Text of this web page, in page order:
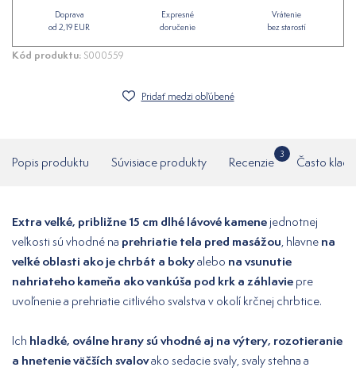
Doprava
od 2,19 EUR
Expresné
doručenie
Vrátenie
bez starostí
Kód produktu: S000559
Pridať medzi obľúbené
Popis produktu Súvisiace produkty Recenzie
3
Často
Extra veľké, približne 15 cm dlhé lávové kamene jednotnej
veľkosti sú vhodné na prehriatie tela pred masážou , hlavne na
veľké oblasti ako je chrbát a bokyalebo na vsunutie
nahriateho kameňa ako vankúša pod krk a záhlavie pre
uvoľnenie a prehriatie citlivého svalstva v okolí krčnej chrbtice.
Ich hladké, oválne hrany sú vhodné aj na výtery, rozotieranie
a hnetenie väčších svalovako sedacie svaly, svaly stehna a